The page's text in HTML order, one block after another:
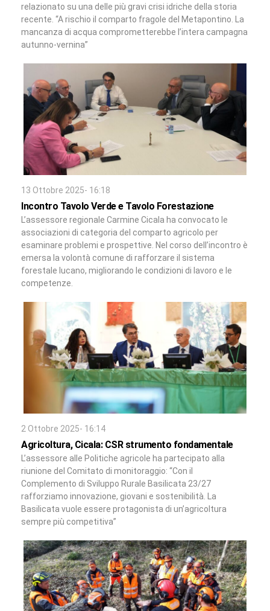
relazionato su una delle più gravi crisi idriche della storia
recente. “A rischio il comparto fragole del Metapontino. La
mancanza di acqua comprometterebbe l’intera campagna
autunno-vernina”
13 Ottobre 2025- 16:18
Incontro Tavolo Verde e Tavolo Forestazione
L’assessore regionale Carmine Cicala ha convocato le
associazioni di categoria del comparto agricolo per
esaminare problemi e prospettive. Nel corso dell’incontro è
emersa la volontà comune di rafforzare il sistema
forestale lucano, migliorando le condizioni di lavoro e le
competenze.
2 Ottobre 2025- 16:14
Agricoltura, Cicala: CSR strumento fondamentale
L’assessore alle Politiche agricole ha partecipato alla
riunione del Comitato di monitoraggio: “Con il
Complemento di Sviluppo Rurale Basilicata 23/27
rafforziamo innovazione, giovani e sostenibilità. La
Basilicata vuole essere protagonista di un’agricoltura
sempre più competitiva”